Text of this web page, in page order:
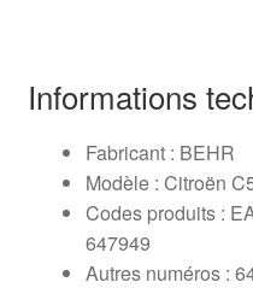
Informations
Fabricant : BEHR
Modèle : Citroën
Codes produits :
647949
Autres numéros :